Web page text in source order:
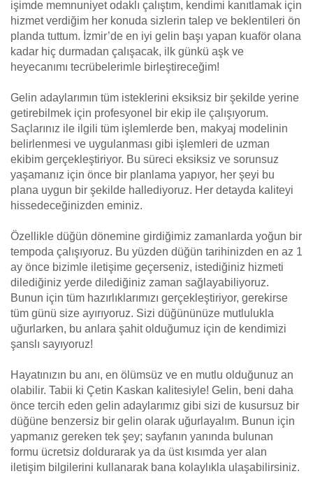
işimde memnuniyet odaklı çalıştım, kendimi kanıtlamak için
hizmet verdiğim her konuda sizlerin talep ve beklentileri ön
planda tuttum. İzmir’de en iyi gelin başı yapan kuaför olana
kadar hiç durmadan çalışacak, ilk günkü aşk ve
heyecanımı tecrübelerimle birleştireceğim!
Gelin adaylarımın tüm isteklerini eksiksiz bir şekilde yerine
getirebilmek için profesyonel bir ekip ile çalışıyorum.
Saçlarınız ile ilgili tüm işlemlerde ben, makyaj modelinin
belirlenmesi ve uygulanması gibi işlemleri de uzman
ekibim gerçekleştiriyor. Bu süreci eksiksiz ve sorunsuz
yaşamanız için önce bir planlama yapıyor, her şeyi bu
plana uygun bir şekilde hallediyoruz. Her detayda kaliteyi
hissedeceğinizden eminiz.
Özellikle düğün dönemine girdiğimiz zamanlarda yoğun bir
tempoda çalışıyoruz. Bu yüzden düğün tarihinizden en az 1
ay önce bizimle iletişime geçerseniz, istediğiniz hizmeti
dilediğiniz yerde dilediğiniz zaman sağlayabiliyoruz.
Bunun için tüm hazırlıklarımızı gerçekleştiriyor, gerekirse
tüm günü size ayırıyoruz. Sizi düğününüze mutlulukla
uğurlarken, bu anlara şahit olduğumuz için de kendimizi
şanslı sayıyoruz!
Hayatınızın bu anı, en ölümsüz ve en mutlu olduğunuz an
olabilir. Tabii ki Çetin Kaskan kalitesiyle! Gelin, beni daha
önce tercih eden gelin adaylarımız gibi sizi de kusursuz bir
düğüne benzersiz bir gelin olarak uğurlayalım. Bunun için
yapmanız gereken tek şey; sayfanın yanında bulunan
formu ücretsiz doldurarak ya da üst kısımda yer alan
iletişim bilgilerini kullanarak bana kolaylıkla ulaşabilirsiniz.